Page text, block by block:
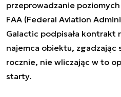
przeprowadzanie
FAA (Federal Aviation
Galactic podpisała kontrakt
najemca obiektu, zgadzając
rocznie, nie wliczając w to
starty.